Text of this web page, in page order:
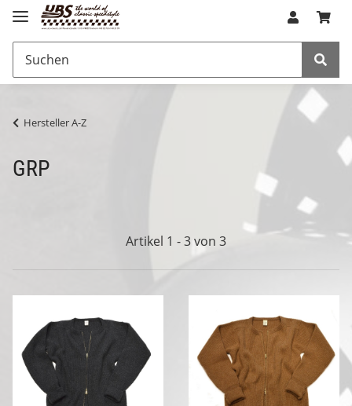
Hersteller A-Z
GRP
Artikel 1 - 3 von 3